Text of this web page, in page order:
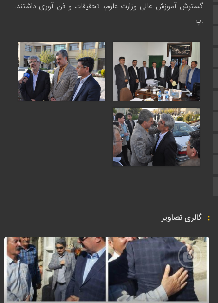
تالار گفتمان
آپارات
اینستاگرام
اطلاعات سایت
زبان انگلیسی
گسترش آموزش عالی وزارت علوم، تحقیقات و فن آوری داشتند.
.پ
گالری تصاویر